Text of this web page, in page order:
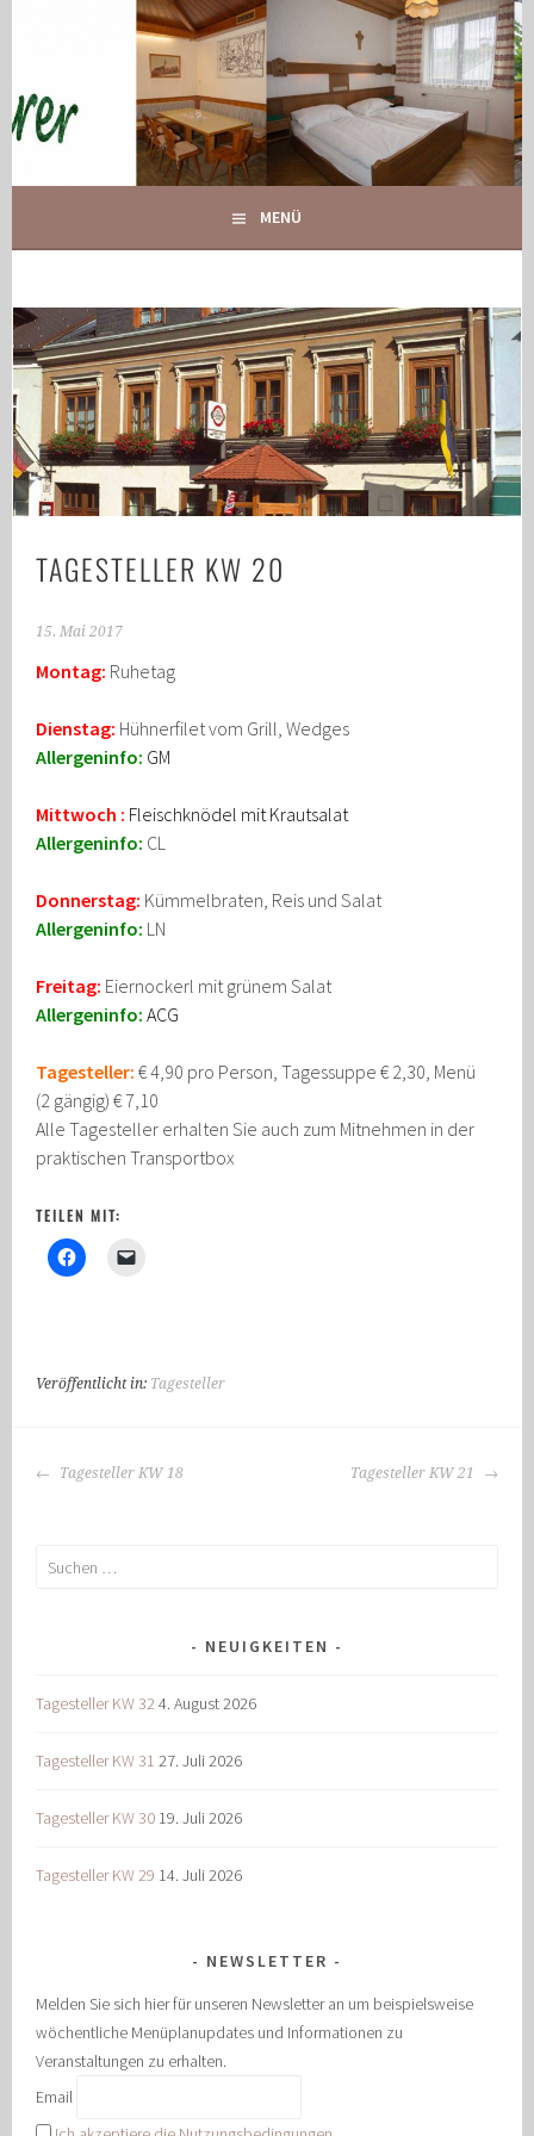
GASTHOF MAURER
IHR GASTHOF IN GLOGGNITZ
MENÜ
TAGESTELLER KW 20
15. Mai 2017
Montag: Ruhetag
Dienstag: Hühnerfilet vom Grill, Wedges
Allergeninfo: GM
Mittwoch : Fleischknödel mit Krautsalat
Allergeninfo: CL
Donnerstag: Kümmelbraten, Reis und Salat
Allergeninfo: LN
Freitag: Eiernockerl mit grünem Salat
Allergeninfo: ACG
Tagesteller: € 4,90 pro Person, Tagessuppe € 2,30, Menü
(2 gängig) € 7,10
Alle Tagesteller erhalten Sie auch zum Mitnehmen in der
praktischen Transportbox
TEILEN MIT:
Veröffentlicht in: Tagesteller
BEITRAGS-
Tagesteller KW 18 Tagesteller KW 21
Suchen
NEUIGKEITEN
Tagesteller KW 324. August 2026
Tagesteller KW 31 27. Juli 2026
Tagesteller KW 30 19. Juli 2026
Tagesteller KW 29 14. Juli 2026
NEWSLETTER
Melden Sie sich hier für unseren Newsletter an um beispielsweise
wöchentliche Menüplanupdates und Informationen zu
Veranstaltungen zu erhalten.
Email